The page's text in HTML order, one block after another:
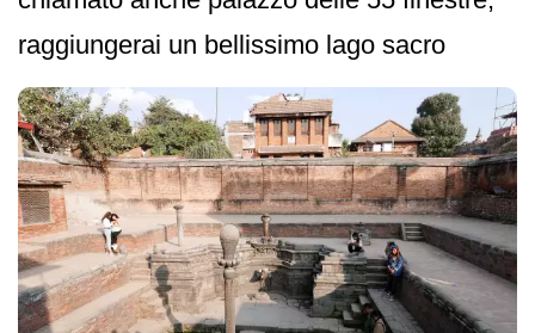
raggiungerai un bellissimo lago sacro